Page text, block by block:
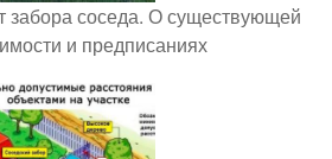
забора соседа. О существующей
и предписаниях